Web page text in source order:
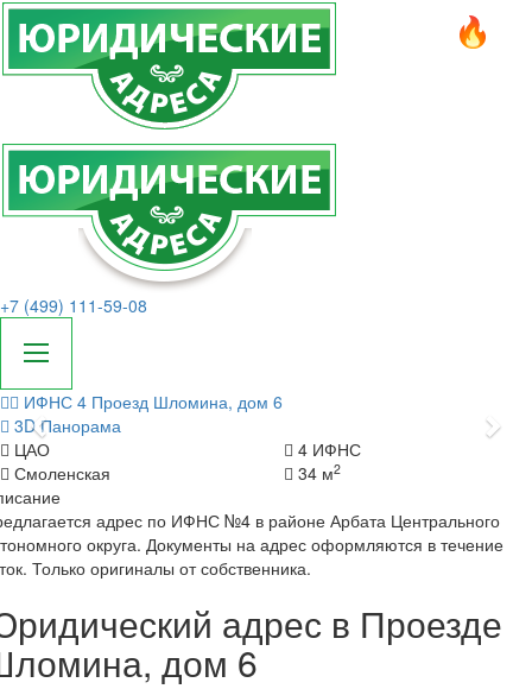
+7 (499) 111-59-08
ИФНС 4 Проезд Шломина, дом 6
Назад
3D Панорама
ЦАО
4 ИФНС
Смоленская
34 м2
адрес по ИФНС №4 в районе Арбата Центрального
округа. Документы на адрес оформляются в течение
Только оригиналы от собственника.
адрес в Проезде
дом 6